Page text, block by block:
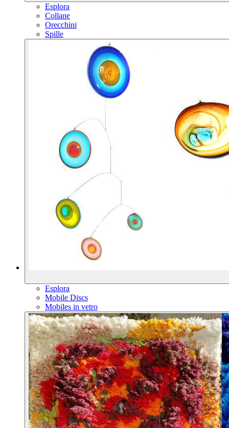
Esplora
Collane
Orecchini
Spille
Esplora
Mobile Discs
Mobiles in vetro